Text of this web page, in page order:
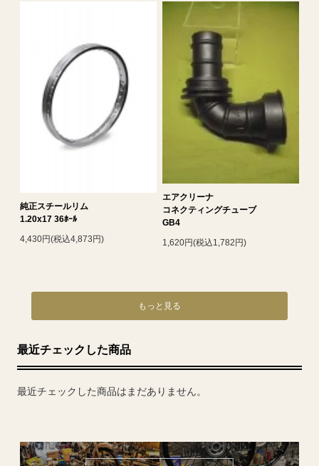
純正スチールリム
1.20x17 36ﾎｰﾙ
4,430円(税込4,873円)
エアクリーナ
コネクティングチューブ
GB4
1,620円(税込1,782円)
もっと見る
最近チェックした商品
最近チェックした商品はまだありません。